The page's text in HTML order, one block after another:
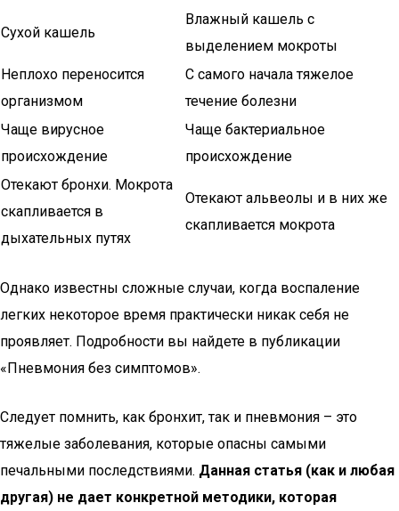
Сухой кашель
Влажный кашель с
выделением мокроты
Неплохо переносится
организмом
С самого начала тяжелое
течение болезни
Чаще вирусное
происхождение
Чаще бактериальное
происхождение
Отекают бронхи. Мокрота
скапливается в
дыхательных путях
Отекают альвеолы и в них же
скапливается мокрота
Однако известны сложные случаи, когда воспаление
легких некоторое время практически никак себя не
проявляет. Подробности вы найдете в публикации
«Пневмония без симптомов».
Следует помнить, как бронхит, так и пневмония – это
тяжелые заболевания, которые опасны самыми
печальными последствиями. Данная статья (как и любая
другая) не дает конкретной методики, которая